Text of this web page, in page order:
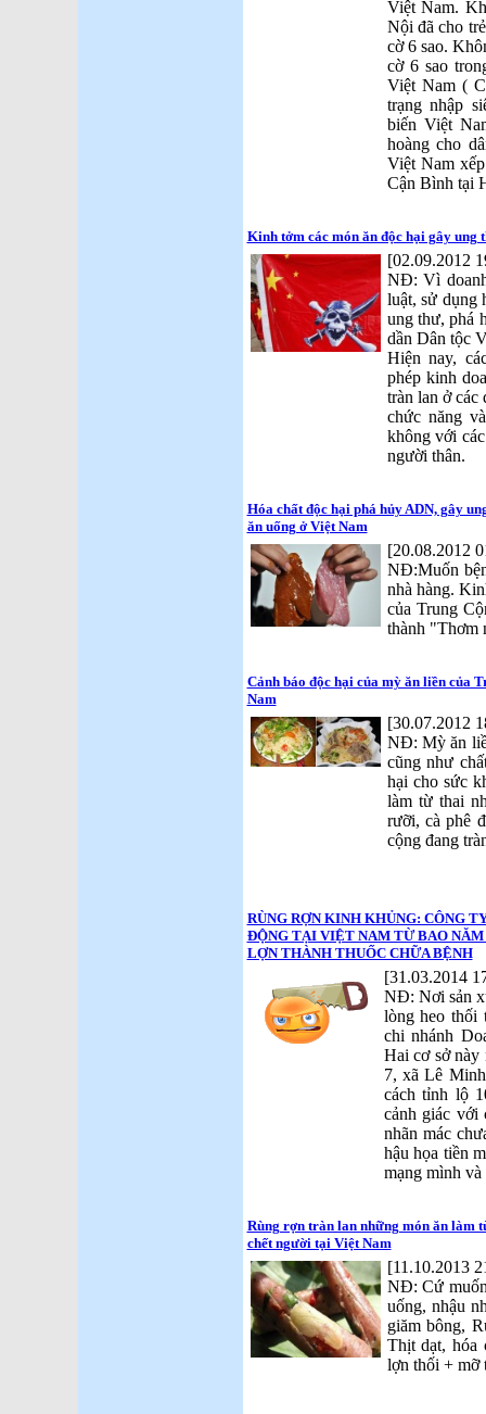
Việt Nam.
Nội đã cho
cờ 6 sao.
cờ 6 sao
Việt Nam (
trạng nhập
biến Việt
hoàng cho
Việt Nam
Cận Bình tại
Kinh tởm các món ăn độc hại gây ung
[02.09.2012
NĐ: Vì
luật, sử dụng
ung thư, phá
dần Dân tộc
Hiện nay,
phép kinh
tràn lan ở
chức năng
không với
người thân.
Hóa chất độc hại phá hủy ADN, gây
ăn uống ở Việt Nam
[20.08.2012
NĐ:Muốn
nhà hàng.
của Trung
thành "Thơm
Cảnh báo độc hại của mỳ ăn liền của
Nam
[30.07.2012
NĐ: Mỳ ăn
cũng như
hại cho sức
làm từ thai
rưỡi, cà phê
cộng đang
RÙNG RỢN KINH KHỦNG: CÔNG
ĐỘNG TẠI VIỆT NAM TỪ BAO
LỢN THÀNH THUỐC CHỮA BỆNH
[31.03.2014
NĐ: Nơi sản
lòng heo thối
chi nhánh
Hai cơ sở này
7, xã Lê
cách tỉnh lộ
cảnh giác với
nhãn mác
hậu họa tiền
mạng mình
Rùng rợn tràn lan những món ăn làm
chết người tại Việt Nam
[11.10.2013
NĐ: Cứ
uống, nhậu
giăm bông,
Thịt dạt, hóa
lợn thối + mỡ